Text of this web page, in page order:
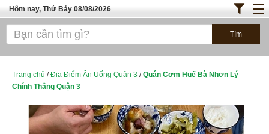
Hôm nay, Thứ Bảy 08/08/2026
Trang chủ
Bánh - Đồ Ăn Vặt
TOP QUÁN ĂN
Trang chủ /Địa Điểm Ăn Uống Quận 3 /Quán Cơm Huế Bà Nhơn Lý
Chính Thắng Quận 3